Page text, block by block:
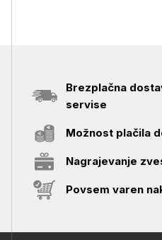
Brezplačna
servise
Možnost plačila
Nagrajevanje
Povsem varen